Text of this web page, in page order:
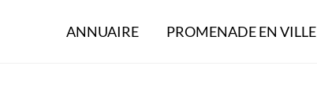
ANNUAIRE PROMENADE EN VILLE